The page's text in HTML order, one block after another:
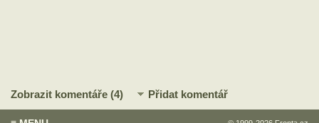
Zobrazit komentáře (4) Přidat komentář